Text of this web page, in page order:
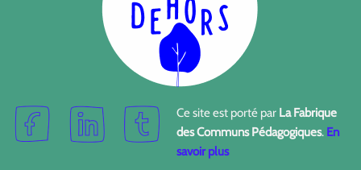
Ce site est porté par La Fabrique
des Communs Pédagogiques. En
savoir plus